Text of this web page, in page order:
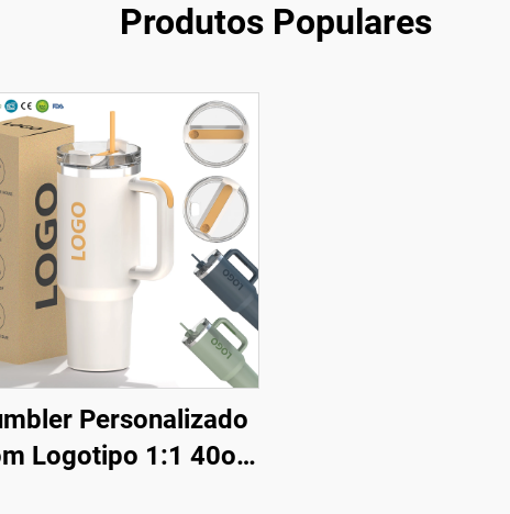
Produtos Populares
Personalizado
Logotipo 1:1 40oz